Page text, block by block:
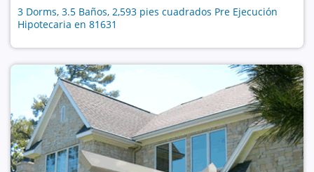
3 Dorms, 3.5 Baños, 2,593 pies cuadrados Pre Ejecución
Hipotecaria en 81631